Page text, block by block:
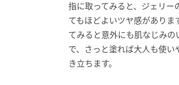
指に取ってみると、ジェリ
てもほどよいツヤ感があり
てみると意外にも肌なじみ
で、さっと塗れば大人も使
き立ちます。